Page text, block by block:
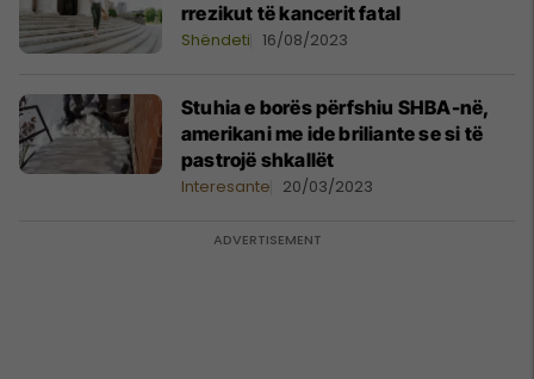
rrezikut të kancerit fatal
Shëndeti 16/08/2023
Stuhia e borës përfshiu SHBA-në,
amerikani me ide briliante se si të
pastrojë shkallët
Interesante 20/03/2023